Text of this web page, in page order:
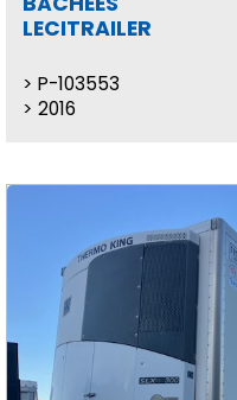
LECITRAILER
P-103553
2016